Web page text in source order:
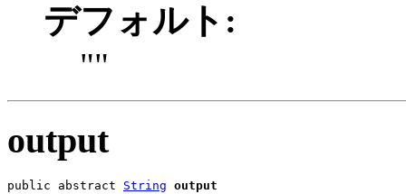
デフォルト:
""
output
public abstract String output